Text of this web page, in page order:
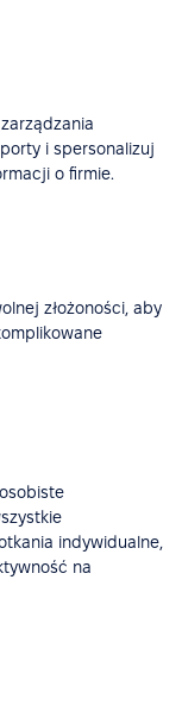
i spersonalizuj
o firmie.
złożoności, aby
indywidualne,
na